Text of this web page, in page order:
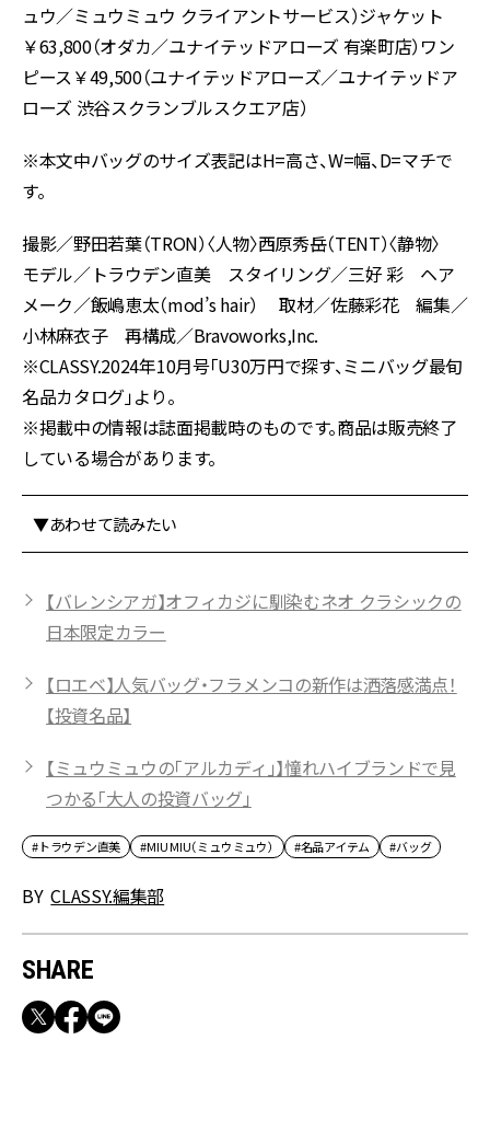
ュウ／ミュウミュウ クライアントサービス）ジャケット
￥63,800（オダカ／ユナイテッドアローズ 有楽町店）ワン
ピース￥49,500（ユナイテッドアローズ／ユナイテッドア
ローズ 渋谷スクランブルスクエア店）
※本文中バッグのサイズ表記はH=高さ、W=幅、D=マチで
す。
撮影／野田若葉（TRON）〈人物〉西原秀岳（TENT）〈静物〉
モデル／トラウデン直美 スタイリング／三好 彩 ヘア
メーク／飯嶋恵太（mod’s hair） 取材／佐藤彩花 編集／
小林麻衣子 再構成／Bravoworks,Inc.
※CLASSY.2024年10月号「U30万円で探す、ミニバッグ最旬
名品カタログ」より。
※掲載中の情報は誌面掲載時のものです。商品は販売終了
している場合があります。
▼あわせて読みたい
【バレンシアガ】オフィカジに馴染むネオ クラシックの
日本限定カラー
【ロエベ】人気バッグ・フラメンコの新作は洒落感満点！
【投資名品】
【ミュウミュウの「アルカディ」】憧れハイブランドで見
つかる「大人の投資バッグ」
#トラウデン直美 #MIU MIU（ミュウミュウ） #名品アイテム #バッグ
BY CLASSY.編集部
SHARE